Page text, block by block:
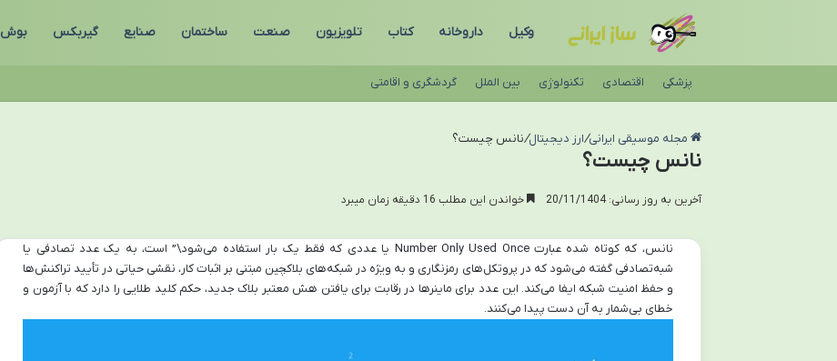
وکیل داروخانه کتاب تلویزیون صنعت ساختمان صنایع گیربکس بوش
پزشکی اقتصادی تکنولوژی بین الملل گردشگری و اقامتی
مجله موسیقی ایرانی/ارز دیجیتال/نانس چیست؟
نانس چیست؟
آخرین به روز رسانی: 20/11/1404 خواندن این مطلب 16 دقیقه زمان میبرد
نانس، که کوتاه شده عبارت Number Only Used Once یا عددی که فقط یک بار استفاده می‌شود\” است، به یک عدد تصادفی یا
شبه‌تصادفی گفته می‌شود که در پروتکل‌های رمزنگاری و به ویژه در شبکه‌های بلاکچین مبتنی بر اثبات کار، نقشی حیاتی در تأیید تراکنش‌ها
و حفظ امنیت شبکه ایفا می‌کند. این عدد برای ماینرها در رقابت برای یافتن هش معتبر بلاک جدید، حکم کلید طلایی را دارد که با آزمون و
خطای بی‌شمار به آن دست پیدا می‌کنند.